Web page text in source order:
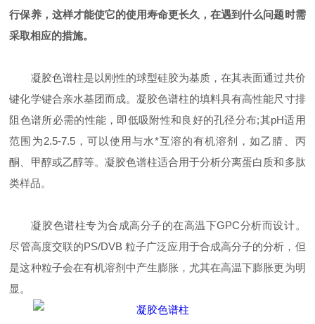
行保养，这样才能使它的使用寿命更长久，在遇到什么问题时需
采取相应的措施。
凝胶色谱柱是以刚性的球型硅胶为基质，在其表面通过共价
键化学键合亲水基团而成。凝胶色谱柱的填料具有高性能尺寸排
阻色谱所必需的性能，即低吸附性和良好的孔径分布;其pH适用
范围为2.5-7.5，可以使用与水*互溶的有机溶剂，如乙腈、丙
酮、甲醇或乙醇等。凝胶色谱柱适合用于分析分离蛋白质和多肽
类样品。
凝胶色谱柱专为合成高分子的在高温下GPC分析而设计。
尽管高度交联的PS/DVB 粒子广泛应用于合成高分子的分析，但
是这种粒子会在有机溶剂中产生膨胀，尤其在高温下膨胀更为明
显。